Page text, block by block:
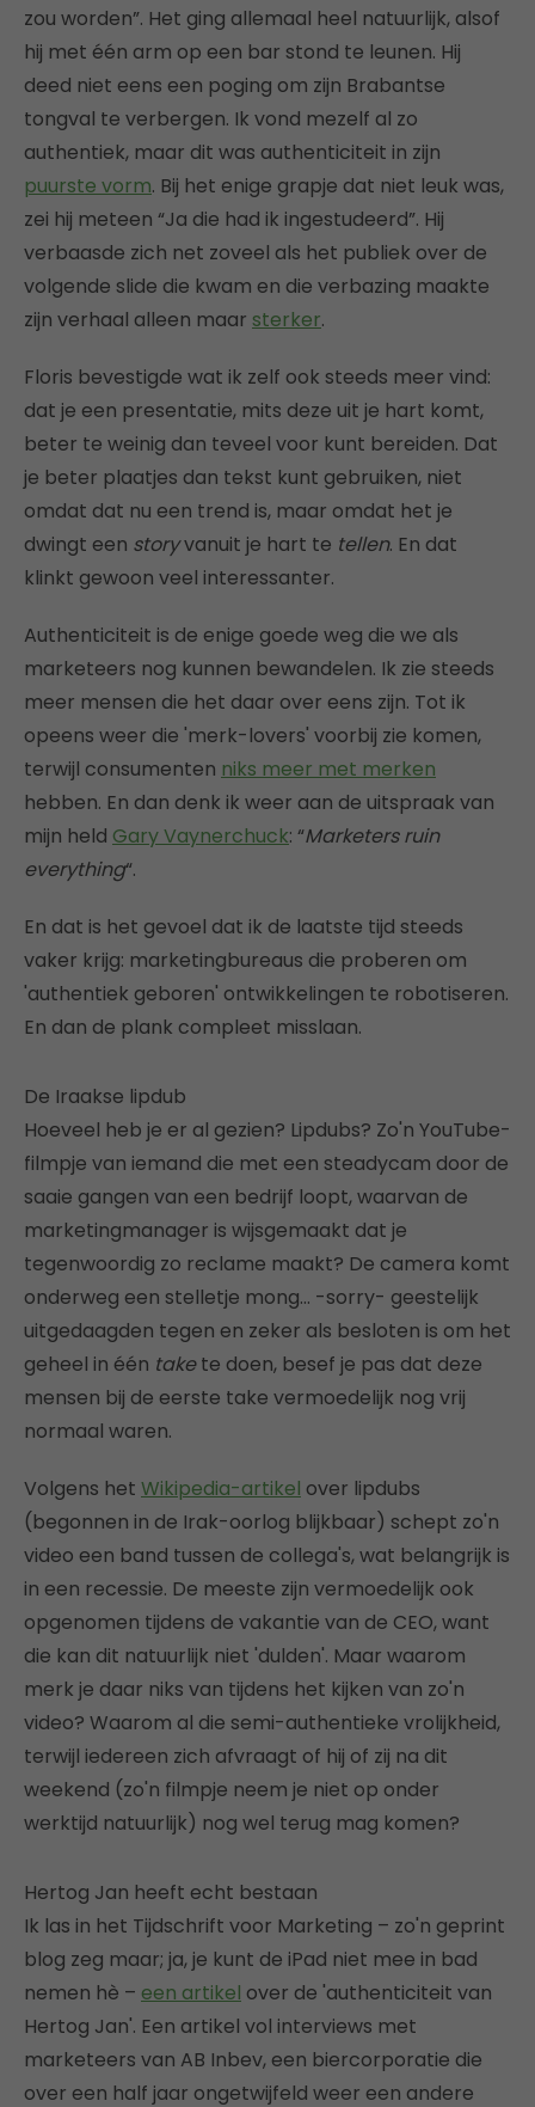
zou worden”. Het ging allemaal heel natuurlijk, alsof
hij met één arm op een bar stond te leunen. Hij
deed niet eens een poging om zijn Brabantse
tongval te verbergen. Ik vond mezelf al zo
authentiek, maar dit was authenticiteit in zijn
puurste vorm. Bij het enige grapje dat niet leuk was,
zei hij meteen “Ja die had ik ingestudeerd”. Hij
verbaasde zich net zoveel als het publiek over de
volgende slide die kwam en die verbazing maakte
zijn verhaal alleen maar sterker.
Floris bevestigde wat ik zelf ook steeds meer vind:
dat je een presentatie, mits deze uit je hart komt,
beter te weinig dan teveel voor kunt bereiden. Dat
je beter plaatjes dan tekst kunt gebruiken, niet
omdat dat nu een trend is, maar omdat het je
dwingt een storyvanuit je hart te tellen. En dat
klinkt gewoon veel interessanter.
Authenticiteit is de enige goede weg die we als
marketeers nog kunnen bewandelen. Ik zie steeds
meer mensen die het daar over eens zijn. Tot ik
opeens weer die 'merk-lovers' voorbij zie komen,
terwijl consumenten niks meer met merken
hebben. En dan denk ik weer aan de uitspraak van
mijn held Gary Vaynerchuck: “Marketers ruin
everything“.
En dat is het gevoel dat ik de laatste tijd steeds
vaker krijg: marketingbureaus die proberen om
'authentiek geboren' ontwikkelingen te robotiseren.
En dan de plank compleet misslaan.
De Iraakse lipdub
Hoeveel heb je er al gezien? Lipdubs? Zo'n YouTube-
filmpje van iemand die met een steadycam door de
saaie gangen van een bedrijf loopt, waarvan de
marketingmanager is wijsgemaakt dat je
tegenwoordig zo reclame maakt? De camera komt
onderweg een stelletje mong… -sorry- geestelijk
uitgedaagden tegen en zeker als besloten is om het
geheel in één takete doen, besef je pas dat deze
mensen bij de eerste take vermoedelijk nog vrij
normaal waren.
Volgens het Wikipedia-artikel over lipdubs
(begonnen in de Irak-oorlog blijkbaar) schept zo'n
video een band tussen de collega's, wat belangrijk is
in een recessie. De meeste zijn vermoedelijk ook
opgenomen tijdens de vakantie van de CEO, want
die kan dit natuurlijk niet 'dulden'. Maar waarom
merk je daar niks van tijdens het kijken van zo'n
video? Waarom al die semi-authentieke vrolijkheid,
terwijl iedereen zich afvraagt of hij of zij na dit
weekend (zo'n filmpje neem je niet op onder
werktijd natuurlijk) nog wel terug mag komen?
Hertog Jan heeft echt bestaan
Ik las in het Tijdschrift voor Marketing – zo'n geprint
blog zeg maar; ja, je kunt de iPad niet mee in bad
nemen hè – een artikel over de 'authenticiteit van
Hertog Jan'. Een artikel vol interviews met
marketeers van AB Inbev, een biercorporatie die
over een half jaar ongetwijfeld weer een andere